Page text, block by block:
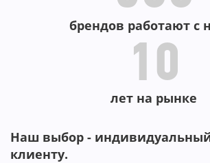
брендов работают с
10
лет на рынке
Наш выбор -
клиенту.